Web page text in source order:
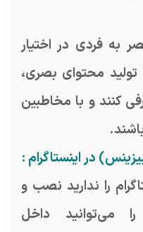
به فردی در اختیار
تولید محتوای بصری،
کنند و با مخاطبین
در اینستاگرام :
را ندارید نصب و
را می‌توانید داخل